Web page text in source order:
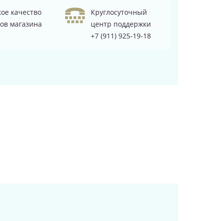
качество
магазина
Круглосуточный
центр поддержки
+7 (911) 925-19-18